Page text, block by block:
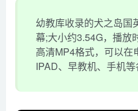
幼教库收录的犬之岛国
幕;大小约3.54G，播放
高清MP4格式，可以在
IPAD、早教机、手机等